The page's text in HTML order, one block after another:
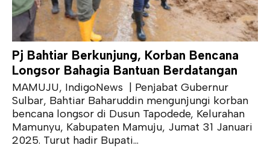
Pj Bahtiar Berkunjung, Korban Bencana
Longsor Bahagia Bantuan Berdatangan
MAMUJU, IndigoNews | Penjabat Gubernur
Sulbar, Bahtiar Baharuddin mengunjungi korban
bencana longsor di Dusun Tapodede, Kelurahan
Mamunyu, Kabupaten Mamuju, Jumat 31 Januari
2025. Turut hadir Bupati...